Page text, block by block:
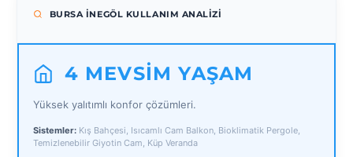
BURSA İNEGÖL KULLANIM ANALIZI
4 MEVSIM YAŞAM
Yüksek yalıtımlı konfor çözümleri.
Sistemler: Kış Bahçesi, Isıcamlı Cam Balkon, Bioklimatik Pergole,
Temizlenebilir Giyotin Cam, Küp Veranda